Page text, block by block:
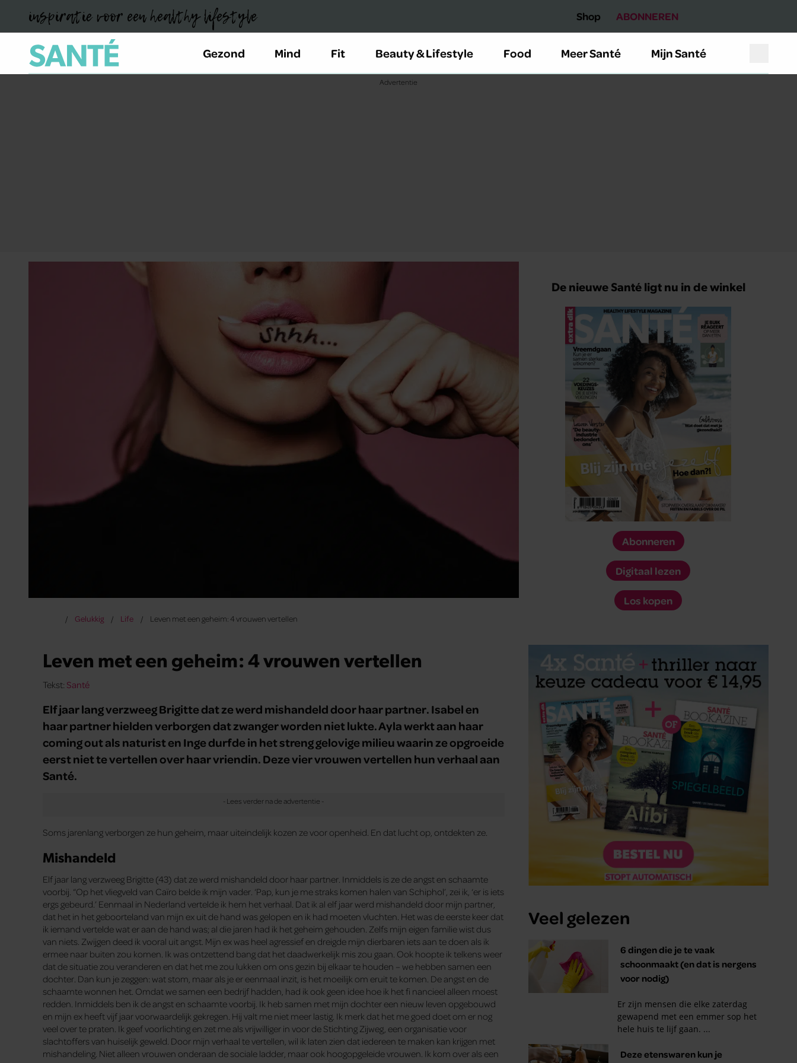
inspiratie voor een healthy lifestyle Shop ABONNEREN
Gezond Mind Fit Beauty & Lifestyle Food Meer Santé Mijn Santé
Gelukkig Life Leven met een geheim: 4 vrouwen vertellen
Leven met een geheim: 4 vrouwen vertellen
Tekst: Santé
Elf jaar lang verzweeg Brigitte dat ze werd mishandeld door haar partner. Isabel en
haar partner hielden verborgen dat zwanger worden niet lukte. Ayla werkt aan haar
coming out als naturist en Inge durfde in het streng gelovige milieu waarin ze opgroeide
eerst niet te vertellen over haar vriendin. Deze vier vrouwen vertellen hun verhaal aan
Santé.
Soms jarenlang verborgen ze hun geheim, maar uiteindelijk kozen ze voor openheid. En dat lucht op, ontdekten ze.
Mishandeld
Elf jaar lang verzweeg Brigitte (43) dat ze werd mishandeld door haar partner. Inmiddels is ze de angst en schaamte
voorbij. “Op het vliegveld van Caïro belde ik mijn vader. ‘Pap, kun je me straks komen halen van Schiphol’, zei ik, ‘er is iets
ergs gebeurd.’ Eenmaal in Nederland vertelde ik hem het verhaal. Dat ik al elf jaar werd mishandeld door mijn partner,
dat het in het geboorteland van mijn ex uit de hand was gelopen en ik had moeten vluchten. Het was de eerste keer dat
ik iemand vertelde wat er aan de hand was; al die jaren had ik het geheim gehouden. Zelfs mijn eigen familie wist dus
van niets. Zwijgen deed ik vooral uit angst. Mijn ex was heel agressief en dreigde mijn dierbaren iets aan te doen als ik
ermee naar buiten zou komen. Ik was ontzettend bang dat het daadwerkelijk mis zou gaan. Ook hoopte ik telkens weer
dat de situatie zou veranderen en dat het me zou lukken om ons gezin bij elkaar te houden – we hebben samen een
dochter. Dan kun je zeggen: wat stom, maar als je er eenmaal inzit, is het moeilijk om eruit te komen. De angst en de
schaamte wonnen het. Omdat we samen een bedrijf hadden, had ik ook geen idee hoe ik het fi nancieel alleen moest
redden. Inmiddels ben ik de angst en schaamte voorbij. Ik heb samen met mijn dochter een nieuw leven opgebouwd
en mijn ex heeft vijf jaar voorwaardelijk gekregen. Hij valt me niet meer lastig. Ik merk dat het me goed doet om er nog
veel over te praten. Ik geef voorlichting en zet me als vrijwilliger in voor de Stichting Zijweg, een organisatie voor
slachtoffers van huiselijk geweld. Door mijn verhaal te vertellen, wil ik laten zien dat iedereen te maken kan krijgen met
mishandeling. Niet alleen vrouwen onderaan de sociale ladder, maar ook hoogopgeleide vrouwen. Ik kom over als een
De nieuwe Santé ligt nu in de winkel
Abonneren
Digitaal lezen
Los kopen